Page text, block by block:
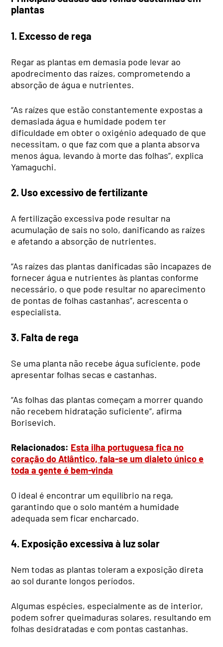
plantas
1. Excesso de rega
Regar as plantas em demasia pode levar ao
apodrecimento das raízes, comprometendo a
absorção de água e nutrientes.
“As raízes que estão constantemente expostas a
demasiada água e humidade podem ter
dificuldade em obter o oxigénio adequado de que
necessitam, o que faz com que a planta absorva
menos água, levando à morte das folhas”, explica
Yamaguchi.
2. Uso excessivo de fertilizante
A fertilização excessiva pode resultar na
acumulação de sais no solo, danificando as raízes
e afetando a absorção de nutrientes.
“As raízes das plantas danificadas são incapazes de
fornecer água e nutrientes às plantas conforme
necessário, o que pode resultar no aparecimento
de pontas de folhas castanhas”, acrescenta o
especialista.
3. Falta de rega
Se uma planta não recebe água suficiente, pode
apresentar folhas secas e castanhas.
“As folhas das plantas começam a morrer quando
não recebem hidratação suficiente”, afirma
Borisevich.
Relacionados: Esta ilha portuguesa fica no
coração do Atlântico, fala-se um dialeto único e
toda a gente é bem-vinda
O ideal é encontrar um equilíbrio na rega,
garantindo que o solo mantém a humidade
adequada sem ficar encharcado.
4. Exposição excessiva à luz solar
Nem todas as plantas toleram a exposição direta
ao sol durante longos períodos.
Algumas espécies, especialmente as de interior,
podem sofrer queimaduras solares, resultando em
folhas desidratadas e com pontas castanhas.